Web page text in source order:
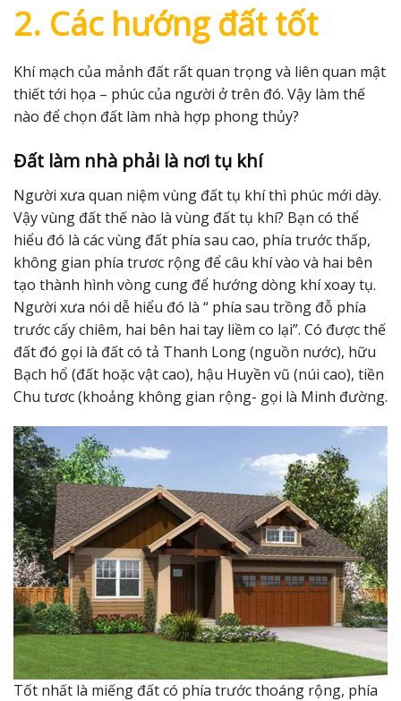
2. Các hướng đất tốt
Khí mạch của mảnh đất rất quan trọng và liên quan mật
thiết tới họa – phúc của người ở trên đó. Vậy làm thế
nào để chọn đất làm nhà hợp phong thủy?
Đất làm nhà phải là nơi tụ khí
Người xưa quan niệm vùng đất tụ khí thì phúc mới dày.
Vậy vùng đất thế nào là vùng đất tụ khí? Bạn có thể
hiểu đó là các vùng đất phía sau cao, phía trước thấp,
không gian phía trươc rộng để câu khí vào và hai bên
tạo thành hình vòng cung để hướng dòng khí xoay tụ.
Người xưa nói dễ hiểu đó là “ phía sau trồng đỗ phía
trước cấy chiêm, hai bên hai tay liềm co lại”. Có được thế
đất đó gọi là đất có tả Thanh Long (nguồn nước), hữu
Bạch hổ (đất hoặc vật cao), hậu Huyền vũ (núi cao), tiền
Chu tươc (khoảng không gian rộng- gọi là Minh đường.
Tốt nhất là miếng đất có phía trước thoáng rộng, phía